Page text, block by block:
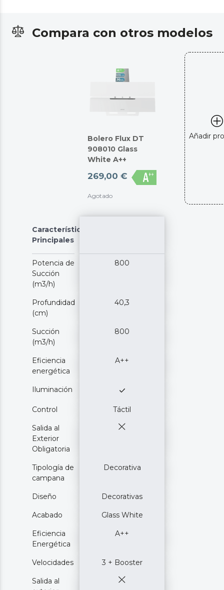
Compara con otros modelos
Bolero Flux DT
908010 Glass
White A++
269,00 €
Agotado
Añadir
Características
Principales
Potencia de
Succión
(m3/h)
800
Profundidad
(cm)
40,3
Succión
(m3/h)
800
Eficiencia
energética
A++
Iluminación
Control Táctil
Salida al
Exterior
Obligatoria
Tipología de
campana
Decorativa
Diseño Decorativas
Acabado Glass White
Eficiencia
Energética
A++
Velocidades 3 + Booster
Salida al